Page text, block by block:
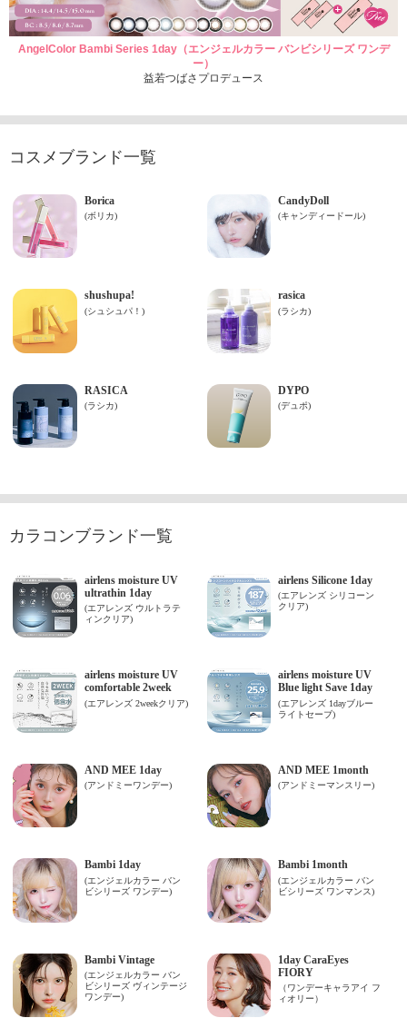
AngelColor Bambi Series 1day（エンジェルカラー バンビシリーズ ワンデ
ー）
益若つばさプロデュース
コスメブランド一覧
カラコンブランド一覧